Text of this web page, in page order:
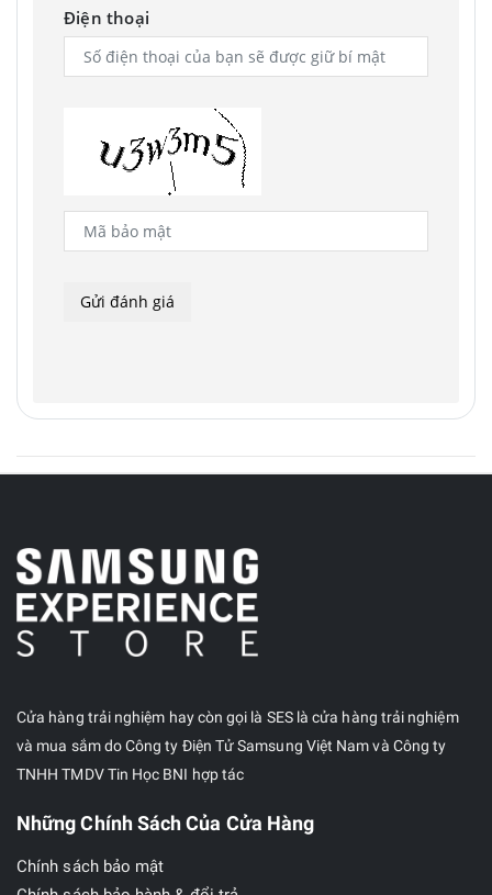
Điện thoại
Cửa hàng trải nghiệm hay còn gọi là SES là cửa hàng trải nghiệm
và mua sắm do Công ty Điện Tử Samsung Việt Nam và Công ty
TNHH TMDV Tin Học BNI hợp tác
Những Chính Sách Của Cửa Hàng
Chính sách bảo mật